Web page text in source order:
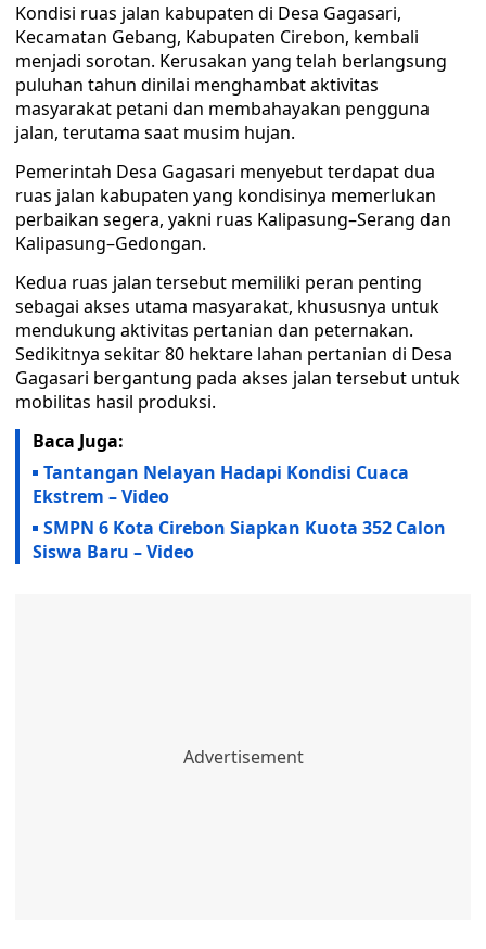
Kondisi ruas jalan kabupaten di Desa Gagasari,
Kecamatan Gebang, Kabupaten Cirebon, kembali
menjadi sorotan. Kerusakan yang telah berlangsung
puluhan tahun dinilai menghambat aktivitas
masyarakat petani dan membahayakan pengguna
jalan, terutama saat musim hujan.
Pemerintah Desa Gagasari menyebut terdapat dua
ruas jalan kabupaten yang kondisinya memerlukan
perbaikan segera, yakni ruas Kalipasung–Serang dan
Kalipasung–Gedongan.
Kedua ruas jalan tersebut memiliki peran penting
sebagai akses utama masyarakat, khususnya untuk
mendukung aktivitas pertanian dan peternakan.
Sedikitnya sekitar 80 hektare lahan pertanian di Desa
Gagasari bergantung pada akses jalan tersebut untuk
mobilitas hasil produksi.
Baca Juga:
Tantangan Nelayan Hadapi Kondisi Cuaca
Ekstrem – Video
SMPN 6 Kota Cirebon Siapkan Kuota 352 Calon
Siswa Baru – Video